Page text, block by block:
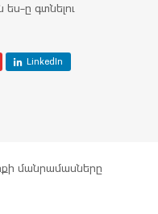
ը գտնելու
LinkedIn
մանրամասները